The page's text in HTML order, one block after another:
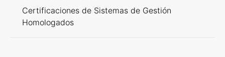
Certificaciones de Sistemas de Gestión
Homologados